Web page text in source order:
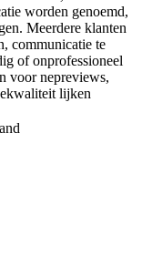
worden genoemd,
Meerdere klanten
communicatie te
of onprofessioneel
voor nepreviews,
lijken